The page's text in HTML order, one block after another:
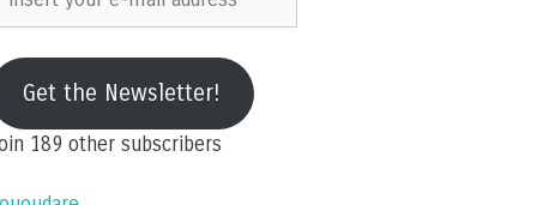
your
Get the Newsletter!
189 other subscribers